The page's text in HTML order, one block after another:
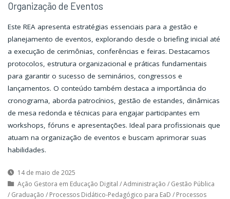
Organização de Eventos
Este REA apresenta estratégias essenciais para a gestão e
planejamento de eventos, explorando desde o briefing inicial até
a execução de cerimônias, conferências e feiras. Destacamos
protocolos, estrutura organizacional e práticas fundamentais
para garantir o sucesso de seminários, congressos e
lançamentos. O conteúdo também destaca a importância do
cronograma, aborda patrocínios, gestão de estandes, dinâmicas
de mesa redonda e técnicas para engajar participantes em
workshops, fóruns e apresentações. Ideal para profissionais que
atuam na organização de eventos e buscam aprimorar suas
habilidades.
14 de maio de 2025
Ação Gestora em Educação Digital /Administração / Gestão Pública
/ Graduação / Processos Didático-Pedagógico para EaD / Processos